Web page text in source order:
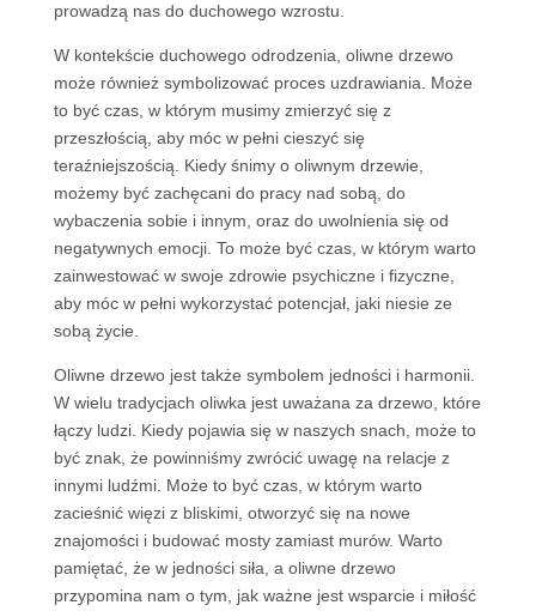
prowadzą nas do duchowego wzrostu.
W kontekście duchowego odrodzenia, oliwne drzewo
może również symbolizować proces uzdrawiania. Może
to być czas, w którym musimy zmierzyć się z
przeszłością, aby móc w pełni cieszyć się
teraźniejszością. Kiedy śnimy o oliwnym drzewie,
możemy być zachęcani do pracy nad sobą, do
wybaczenia sobie i innym, oraz do uwolnienia się od
negatywnych emocji. To może być czas, w którym warto
zainwestować w swoje zdrowie psychiczne i fizyczne,
aby móc w pełni wykorzystać potencjał, jaki niesie ze
sobą życie.
Oliwne drzewo jest także symbolem jedności i harmonii.
W wielu tradycjach oliwka jest uważana za drzewo, które
łączy ludzi. Kiedy pojawia się w naszych snach, może to
być znak, że powinniśmy zwrócić uwagę na relacje z
innymi ludźmi. Może to być czas, w którym warto
zacieśnić więzi z bliskimi, otworzyć się na nowe
znajomości i budować mosty zamiast murów. Warto
pamiętać, że w jedności siła, a oliwne drzewo
przypomina nam o tym, jak ważne jest wsparcie i miłość